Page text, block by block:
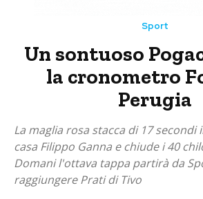
Sport
Un sontuoso
la cronometro
Perugia
La maglia rosa stacca di 17 secondi
casa Filippo Ganna e chiude i 40
Domani l'ottava tappa partirà da
raggiungere Prati di Tivo